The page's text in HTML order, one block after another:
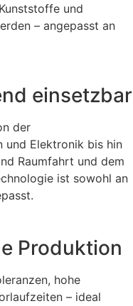
und
– angepasst an
einsetzbar
der
und Elektronik bis hin
Raumfahrt und dem
ist sowohl an
Produktion
hohe
– ideal